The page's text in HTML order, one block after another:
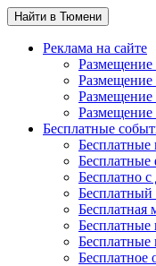
Найти в Тюмени
Реклама на сайте
Размещение
Размещение
Размещение
Бесплатные
Бесплатно
Бесплатная
Бесплатное